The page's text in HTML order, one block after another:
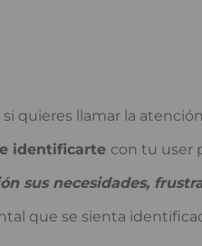
quieres llamar la
identificarte con tu user
sus necesidades,
que se sienta